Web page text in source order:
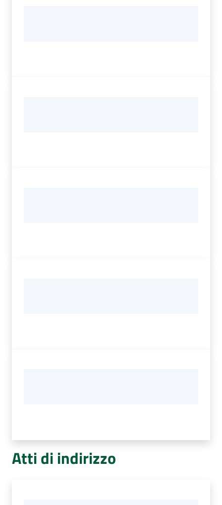
Atti di indirizzo